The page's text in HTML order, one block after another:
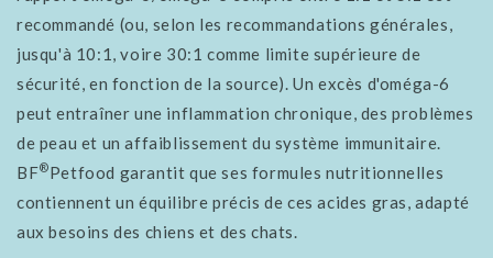
recommandé (ou, selon les recommandations générales,
jusqu'à 10:1, voire 30:1 comme limite supérieure de
sécurité, en fonction de la source). Un excès d'oméga-6
peut entraîner une inflammation chronique, des problèmes
de peau et un affaiblissement du système immunitaire.
BF®Petfood garantit que ses formules nutritionnelles
contiennent un équilibre précis de ces acides gras, adapté
aux besoins des chiens et des chats.